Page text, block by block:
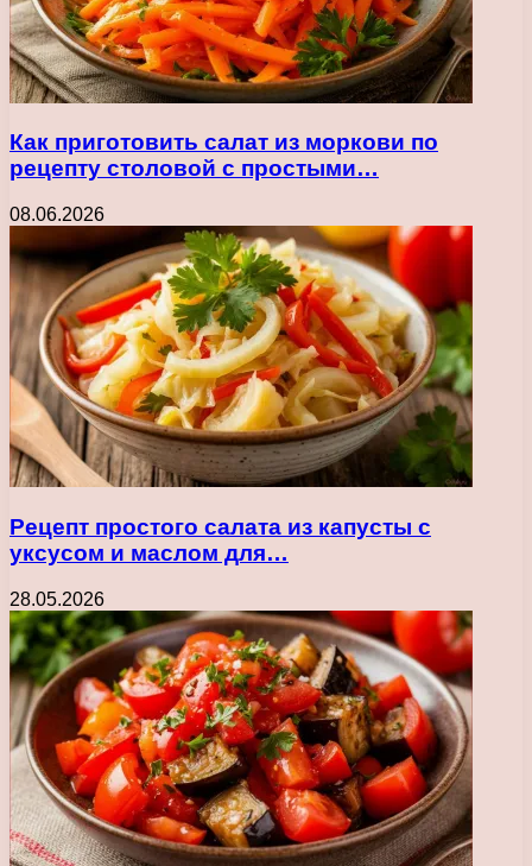
Как приготовить салат из моркови по
рецепту столовой с простыми…
08.06.2026
Рецепт простого салата из капусты с
уксусом и маслом для…
28.05.2026